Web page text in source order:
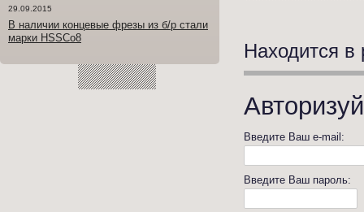
Находится в
Введите Ваш e-mail:
Введите Ваш пароль:
29.09.2015
В наличии концевые фрезы из б/р стали
марки HSSCo8